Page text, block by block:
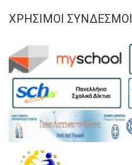
ΧΡΉΣΙΜΟΙ ΣΎΝΔΕΣΜΟΙ